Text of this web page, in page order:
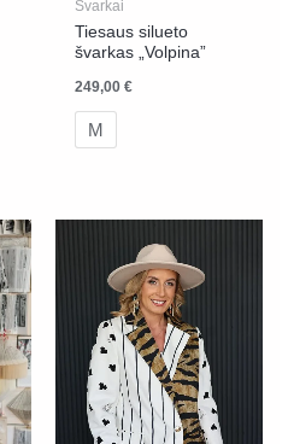
Švarkai
Tiesaus silueto
švarkas „Volpina”
249,00 €
M